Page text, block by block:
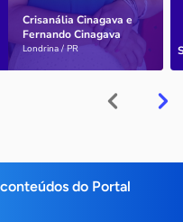
Crisanália Cinagava e
Fernando Cinagava
Londrina / PR
do Portal